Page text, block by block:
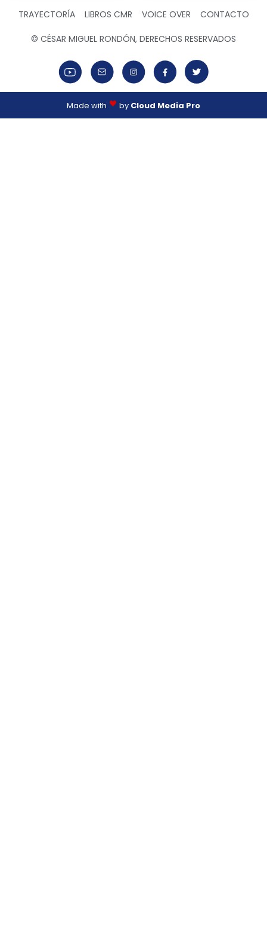
TRAYECTORÍA LIBROS CMR VOICE OVER CONTACTO
© CÉSAR MIGUEL RONDÓN, DERECHOS RESERVADOS
Made with by Cloud Media Pro